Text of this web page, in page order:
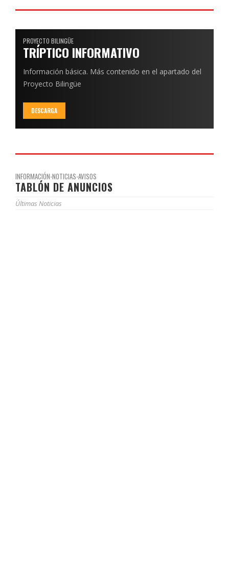
PROYECTO BILINGÜE
TRÍPTICO INFORMATIVO
Información básica. Más contenido en el apartado del
Proyecto Bilingüe
DESCARGA
INFORMACIÓN-NOTICIAS-AVISOS
TABLÓN DE ANUNCIOS
Últimas Noticias